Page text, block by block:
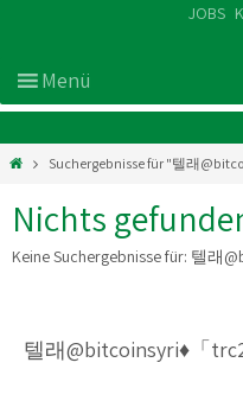
JOBS
Suchergebnisse für "텔래
Nichts
Keine Suchergebnisse für: 텔래